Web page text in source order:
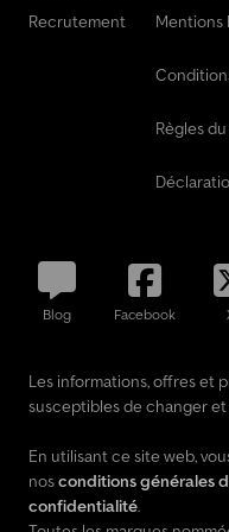
Recrutement Mentions
Règles
Blog Facebook
Les informations, offres et
susceptibles de changer
En utilisant ce site web,
nosconditions générales
confidentialité.